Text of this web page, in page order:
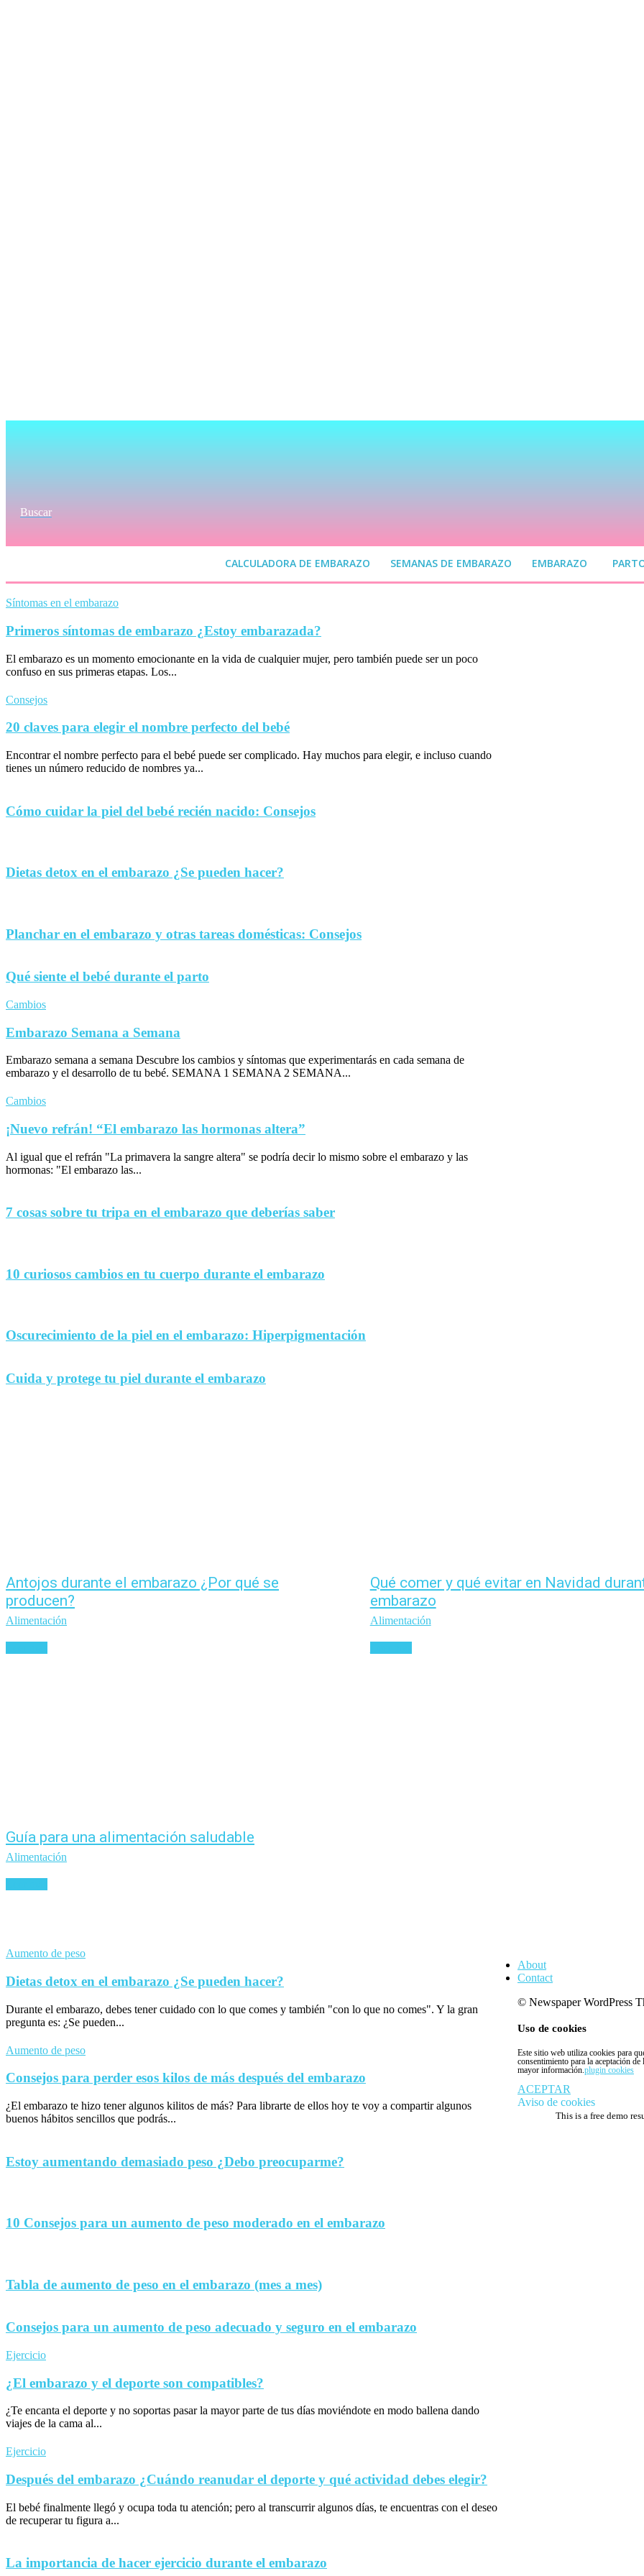
Buscar
CALCULADORA DE EMBARAZO SEMANAS DE EMBARAZO EMBARAZO
Síntomas en el embarazo
Primeros síntomas de embarazo ¿Estoy embarazada?
El embarazo es un momento emocionante en la vida de cualquier mujer, pero también puede ser un poco
confuso en sus primeras etapas. Los...
Consejos
20 claves para elegir el nombre perfecto del bebé
Encontrar el nombre perfecto para el bebé puede ser complicado. Hay muchos para elegir, e incluso cuando
tienes un número reducido de nombres ya...
Cómo cuidar la piel del bebé recién nacido: Consejos
Dietas detox en el embarazo ¿Se pueden hacer?
Planchar en el embarazo y otras tareas domésticas: Consejos
Qué siente el bebé durante el parto
Cambios
Embarazo Semana a Semana
Embarazo semana a semana Descubre los cambios y síntomas que experimentarás en cada semana de
embarazo y el desarrollo de tu bebé. SEMANA 1 SEMANA 2 SEMANA...
Cambios
¡Nuevo refrán! “El embarazo las hormonas altera”
Al igual que el refrán "La primavera la sangre altera" se podría decir lo mismo sobre el embarazo y las
hormonas: "El embarazo las...
7 cosas sobre tu tripa en el embarazo que deberías saber
10 curiosos cambios en tu cuerpo durante el embarazo
Oscurecimiento de la piel en el embarazo: Hiperpigmentación
Cuida y protege tu piel durante el embarazo
Antojos durante el embarazo ¿Por qué se
producen?
Alimentación
Qué comer y qué evitar en Navidad
embarazo
Alimentación
Guía para una alimentación saludable
Alimentación
Aumento de peso
Dietas detox en el embarazo ¿Se pueden hacer?
Durante el embarazo, debes tener cuidado con lo que comes y también "con lo que no comes". Y la gran
pregunta es: ¿Se pueden...
Aumento de peso
Consejos para perder esos kilos de más después del embarazo
¿El embarazo te hizo tener algunos kilitos de más? Para librarte de ellos hoy te voy a compartir algunos
buenos hábitos sencillos que podrás...
Estoy aumentando demasiado peso ¿Debo preocuparme?
10 Consejos para un aumento de peso moderado en el embarazo
Tabla de aumento de peso en el embarazo (mes a mes)
Consejos para un aumento de peso adecuado y seguro en el embarazo
Ejercicio
¿El embarazo y el deporte son compatibles?
¿Te encanta el deporte y no soportas pasar la mayor parte de tus días moviéndote en modo ballena dando
viajes de la cama al...
Ejercicio
Después del embarazo ¿Cuándo reanudar el deporte y qué actividad debes elegir?
El bebé finalmente llegó y ocupa toda tu atención; pero al transcurrir algunos días, te encuentras con el deseo
de recuperar tu figura a...
La importancia de hacer ejercicio durante el embarazo
About
Contact
© Newspaper WordPress
Uso de cookies
Este sitio web utiliza cookies para
consentimiento para la aceptación
mayor información.plugin cookies
ACEPTAR
Aviso de cookies
This is a free demo